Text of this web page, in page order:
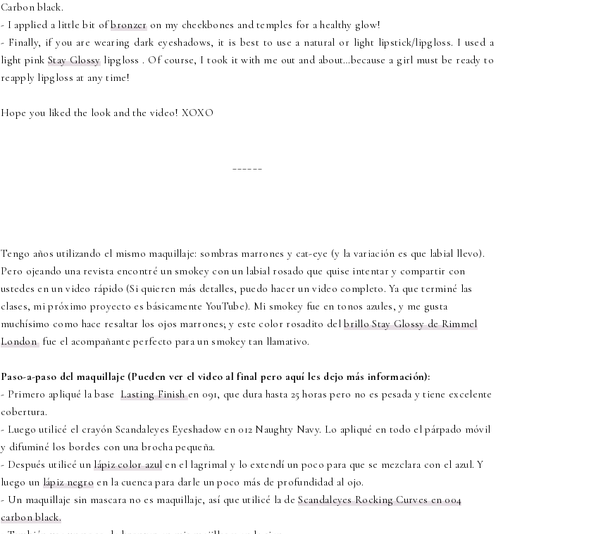
Carbon black.
- I applied a little bit ofbronzeron my cheekbones and temples for a healthy glow!
- Finally, if you are wearing dark eyeshadows, it is best to use a natural or light lipstick/lipgloss. I used a
light pinkStay Glossylipgloss . Of course, I took it with me out and about…because a girl must be ready to
reapply lipgloss at any time!
Hope you liked the look and the video! XOXO
Tengo años utilizando el mismo maquillaje: sombras marrones y cat-eye (y la variación es que labial llevo).
Pero ojeando una revista encontré un smokey con un labial rosado que quise intentar y compartir con
ustedes en un video rápido (Si quieren más detalles, puedo hacer un video completo. Ya que terminé las
clases, mi próximo proyecto es básicamente YouTube). Mi smokey fue en tonos azules, y me gusta
muchísimo como hace resaltar los ojos marrones; y este color rosadito delbrillo Stay Glossy de Rimmel
London fue el acompañante perfecto para un smokey tan llamativo.
Paso-a-paso del maquillaje (Pueden ver el video al final pero aquí les dejo más información):
- Primero apliqué la baseLasting Finishen 091, que dura hasta 25 horas pero no es pesada y tiene excelente
cobertura.
- Luego utilicé el crayón Scandaleyes Eyeshadow en 012 Naughty Navy. Lo apliqué en todo el párpado móvil
y difuminé los bordes con una brocha pequeña.
- Después utilicé unlápiz color azul en el lagrimal y lo extendí un poco para que se mezclara con el azul. Y
luego un lápiz negro en la cuenca para darle un poco más de profundidad al ojo.
- Un maquillaje sin mascara no es maquillaje, así que utilicé la deScandaleyes Rocking Curves en 004
carbon black.